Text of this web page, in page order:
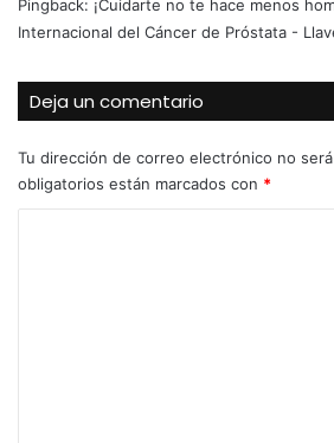
Pingback: ¡Cuidarte no te hace menos
Internacional del Cáncer de Próstata -
Deja un comentario
Tu dirección de correo electrónico no
obligatorios están marcados con *